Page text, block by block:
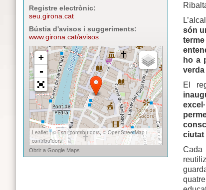
Registre electrònic:
seu.girona.cat
Bústia d'avisos i suggeriments:
www.girona.cat/avisos
són
ho a
El
ciutat
Cada